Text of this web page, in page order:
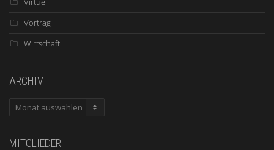
Vortrag
Wirtschaft
ARCHIV
ARCHIV
MITGLIEDER